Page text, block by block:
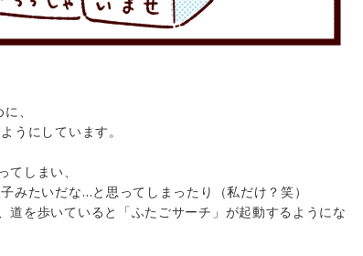
、
うにしています。
しまい、
みたいだな…と思ってしまったり（私だけ？笑）
道を歩いていると「ふたごサーチ」が起動するようにな